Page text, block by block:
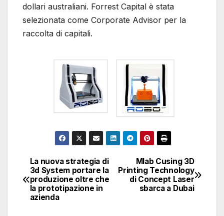
dollari australiani. Forrest Capital è stata
selezionata come Corporate Advisor per la
raccolta di capitali.
Navigazione
articoli
Mlab Cusing 3D
Printing Technology
di Concept Laser
sbarca a Dubai
La nuova strategia di
3d System portare la
produzione oltre che
la prototipazione in
azienda